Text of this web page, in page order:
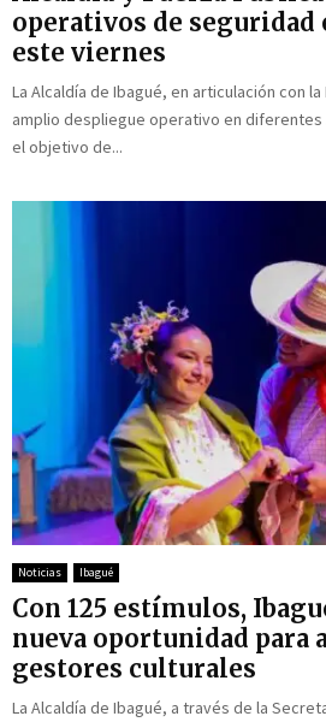
operativos de seguridad
este viernes
La Alcaldía de Ibagué, en articulación con
amplio despliegue operativo en
el objetivo de...
Noticias Ibagué
Con 125 estímulos,
nueva oportunidad para
gestores culturales
La Alcaldía de Ibagué, a través de la